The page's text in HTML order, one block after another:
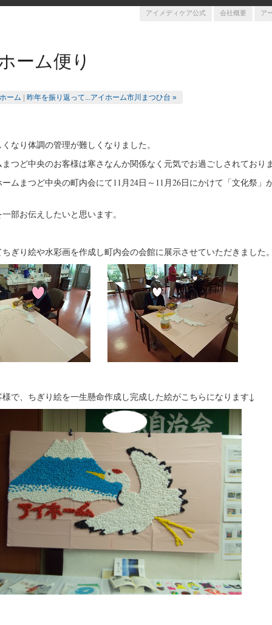
ーム便り
アイメディケア公式 会社概要 ア
ホーム 昨年を振り返って...アイホーム市川まつひ台 »
なり体調の管理が難しくなりました。
つど中央のお客様は寒さなんか関係なく元気でお過ごしされておりま
ムまつど中央の町内会にて11月24日～11月26日にかけて「文化祭」
部お伝えしたいと思います。
ぎり絵や水彩画を作成し町内会の会館に展示させていただきました。
で、ちぎり絵を一生懸命作成し完成した絵がこちらになります↓